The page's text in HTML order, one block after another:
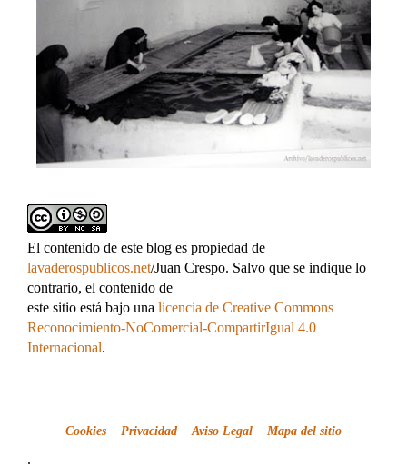
El contenido de este blog es propiedad de
lavaderospublicos.net/Juan Crespo. Salvo que se indique lo
contrario, el contenido de
este sitio está bajo una licencia de Creative Commons
Reconocimiento-NoComercial-CompartirIgual 4.0
Internacional.
Cookies Privacidad Aviso Legal Mapa del sitio
.